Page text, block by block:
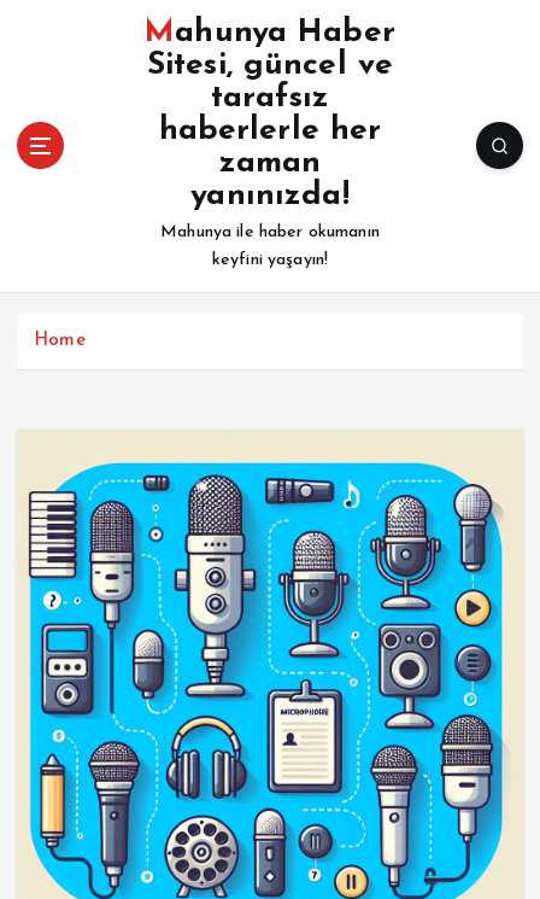
a
Mahunya Haber
Sitesi, güncel ve
tarafsız
haberlerle her
zaman
yanınızda!
Mahunya ile haber okumanın
keyfini yaşayın!
Home